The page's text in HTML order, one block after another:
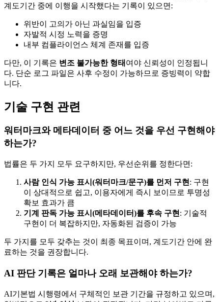
계도기간 중에 이행을 시작했다는 기록이 있으면:
위반이 고의가 아닌 과실임을 입증
자발적 시정 노력을 증명
내부 컴플라이언스 체계 존재를 입증
다만, 이 기록은 변조 불가능한 형태 여야 신뢰성이 인정됩니
다. 단순 로그 파일은 사후 수정이 가능하므로 증빙력이 약합
니다.
기술 구현 관련
워터마크와 메타데이터 중 어느 것을 우선 구현해야
하는가?
법률은 두 가지 모두 요구하지만, 우선순위를 정한다면:
사람 인식 가능 표시(워터마크/문구)를 먼저 구현 : 구현
이 상대적으로 쉽고, 이용자에게 즉시 보이므로 투명성
확보 효과가 큼
기계 판독 가능 표시(메타데이터)를 후속 구현 : 기술적
구현이 더 복잡하지만, 자동화된 검증이 가능
두 가지를 모두 갖추는 것이 최종 목표이며, 계도기간 안에 완
료하는 것을 권장합니다.
AI 판단 기록은 얼마나 오래 보관해야 하는가?
AI기본법 시행령에서 구체적인 보관 기간을 규정하고 있으며,